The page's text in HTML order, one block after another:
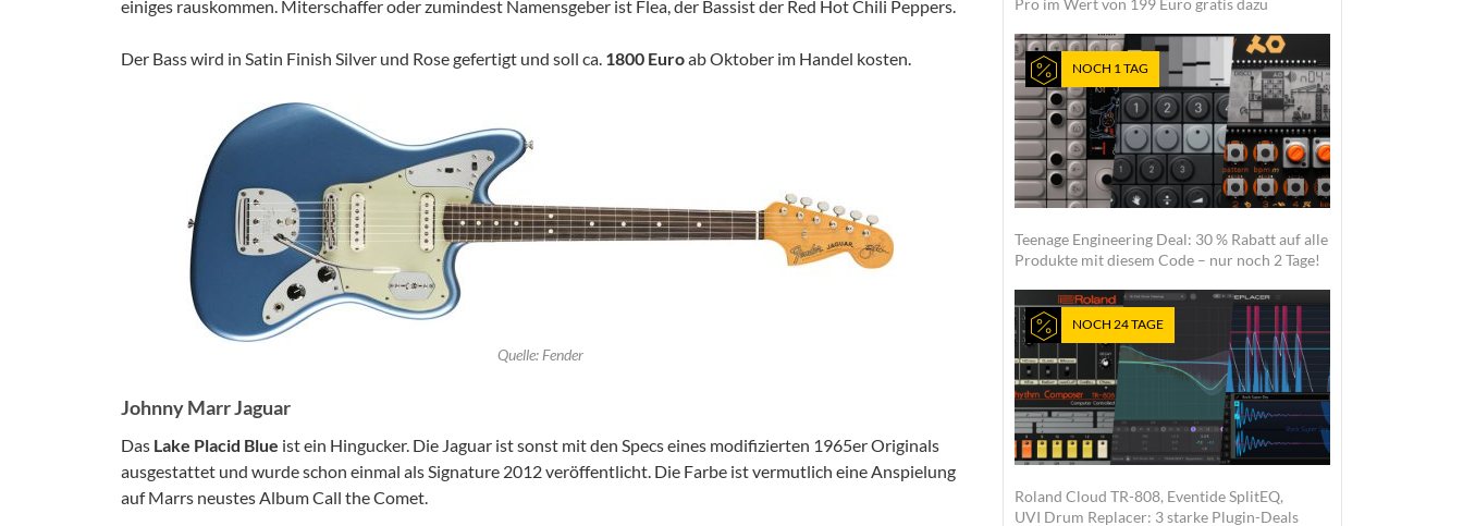
einiges rauskommen. Miterschaffer oder zumindest Namensgeber ist Flea, der Bassist der Red Hot Chili Peppers.
Der Bass wird in Satin Finish Silver und Rose gefertigt und soll ca. 1800 Euroab Oktober im Handel kosten.
Quelle: Fender
Johnny Marr Jaguar
Das Lake Placid Blue ist ein Hingucker. Die Jaguar ist sonst mit den Specs eines modifizierten 1965er Originals
ausgestattet und wurde schon einmal als Signature 2012 veröffentlicht. Die Farbe ist vermutlich eine Anspielung
auf Marrs neustes Album Call the Comet.
Pro im Wert von 199 Euro gratis dazu
NOCH 1 TAG
Teenage Engineering Deal: 30 % Rabatt auf alle
Produkte mit diesem Code – nur noch 2 Tage!
NOCH 24 TAGE
Roland Cloud TR-808, Eventide SplitEQ,
UVI Drum Replacer: 3 starke Plugin-Deals